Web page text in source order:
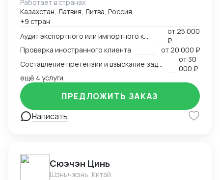
внешнеэкономической деятельности,
сопровождения международных сделок и решения
внешнеэкономических споров. Международный
арбитр (Рижский третейский суд / Рига, Латвия,
международный арбитражный суд IAC / Алматы,
Казахстан).
Работает в странах
Казахстан, Латвия, Литва, Россия
+9 стран
от25 000
₽
Проверка иностранного клиента
от20 000 ₽
от 30
000 ₽
ещё 4 услуги
Написать
ПРЕДЛОЖИТЬ ЗАКАЗ
Cюэчэн Цинь
Шэньчжэнь, Китай